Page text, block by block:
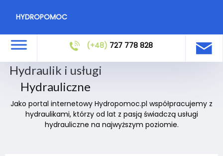
HYDROPOMOC
(+48) 727 778 828
Hydraulik i usługi
Hydrauliczne
Jako portal internetowy Hydropomoc.pl współpracujemy z
hydraulikami, którzy od lat z pasją świadczą usługi
hydrauliczne na najwyższym poziomie.